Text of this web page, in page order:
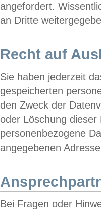
angefordert.
an Dritte
Recht auf
Sie haben jederzeit
gespeicherten
den Zweck der
oder Löschung
personenbezogene
angegebenen
Bei Fragen oder